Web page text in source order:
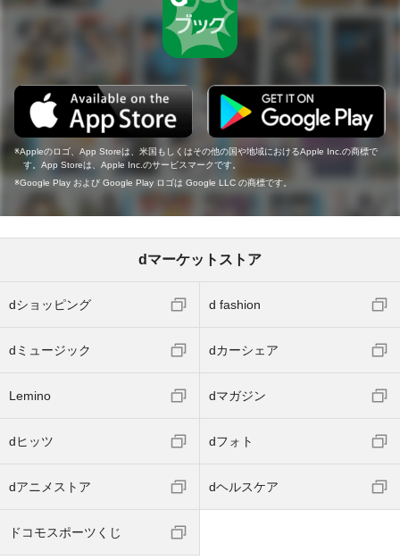
Appleのロゴ、App Storeは、米国もしくはその他の国や地域におけるApple Inc.の商標で
す。App Storeは、Apple Inc.のサービスマークです。
Google Play および Google Play ロゴは Google LLC の商標です。
dマーケットストア
dショッピング d fashion
dミュージック dカーシェア
Lemino dマガジン
dヒッツ dフォト
dアニメストア dヘルスケア
ドコモスポーツくじ